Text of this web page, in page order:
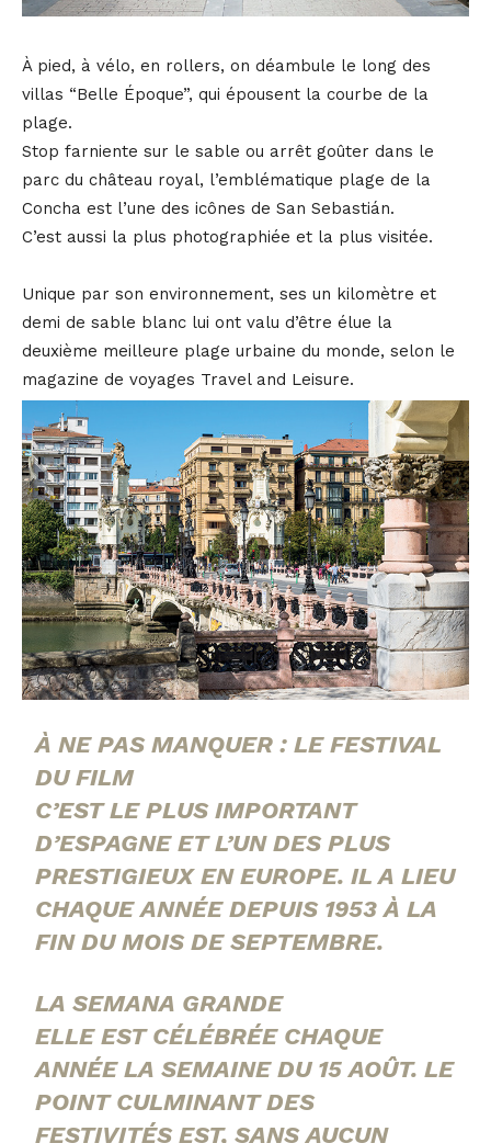
À pied, à vélo, en rollers, on déambule le long des
villas “Belle Époque”, qui épousent la courbe de la
plage.
Stop farniente sur le sable ou arrêt goûter dans le
parc du château royal, l’emblématique plage de la
Concha est l’une des icônes de San Sebastián.
C’est aussi la plus photographiée et la plus visitée.
Unique par son environnement, ses un kilomètre et
demi de sable blanc lui ont valu d’être élue la
deuxième meilleure plage urbaine du monde, selon le
magazine de voyages Travel and Leisure.
À NE PAS MANQUER :LE FESTIVAL
DU FILM
C’EST LE PLUS IMPORTANT
D’ESPAGNE ETL’UN DES PLUS
PRESTIGIEUX EN EUROPE.IL A LIEU
CHAQUE ANNÉE DEPUIS 1953À LA
FIN DU MOIS DE SEPTEMBRE.
LA SEMANA GRANDE
ELLE EST CÉLÉBRÉE CHAQUE
ANNÉE LA SEMAINEDU 15 AOÛT. LE
POINT CULMINANT DES
FESTIVITÉS EST, SANS AUCUN